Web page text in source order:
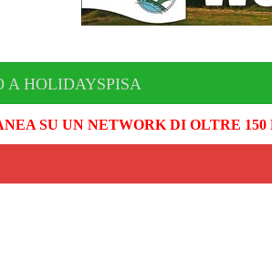
A HOLIDAYSPISA
SU UN NETWORK DI OLTRE 150